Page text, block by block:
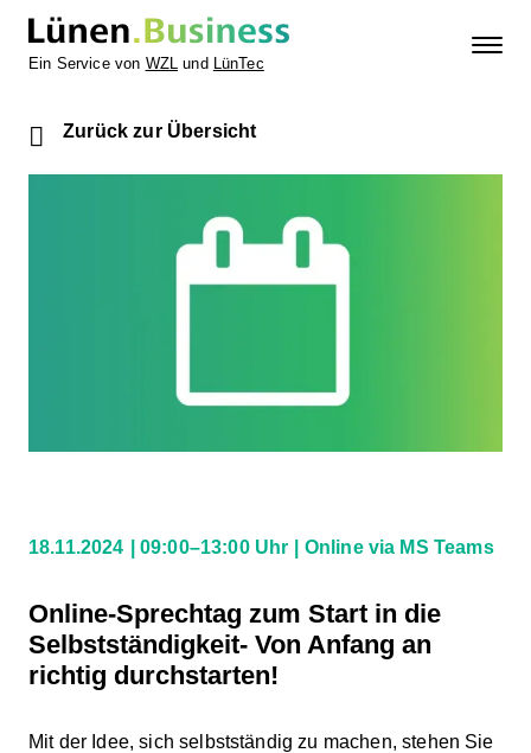
Ein Service von WZL und LünTec
Zurück zur Übersicht
18.11.2024 09:00–13:00 Uhr Online via MS Teams
Online-Sprechtag zum Start in die
Selbstständigkeit- Von Anfang an
richtig durchstarten!
Mit der Idee, sich selbstständig zu machen, stehen Sie